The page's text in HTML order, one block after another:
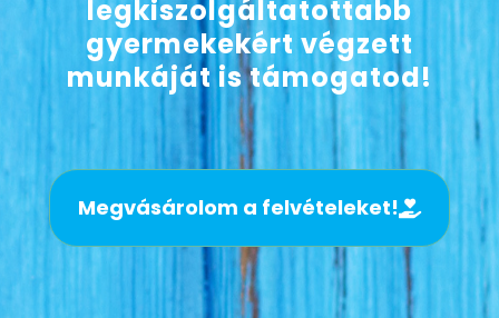
legkiszolgáltatottabb
gyermekekért végzett
munkáját is támogatod!
Megvásárolom a felvételeket!